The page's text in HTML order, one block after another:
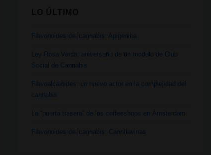
Flavonoides del cannabis: Apigenina
Ley Rosa Verda: aniversario de un modelo de Club
Social de Cannabis
Flavoalcaloides: un nuevo actor en la complejidad del
cannabis
La “puerta trasera” de los coffeeshops en Ámsterdam
Flavonoides del cannabis: Cannflavinas